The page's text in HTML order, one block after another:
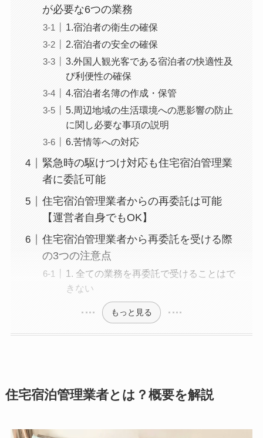
が必要な6つの業務
1.宿泊者の衛生の確保
2.宿泊者の安全の確保
3.外国人観光客である宿泊者の快適性及
び利便性の確保
4.宿泊者名簿の作成・保管
5.周辺地域の生活環境への悪影響の防止
に関し必要な事項の説明
6.苦情等への対応
緊急時の駆けつけ対応も住宅宿泊管理業
者に委託可能
住宅宿泊管理業者からの再委託は可能
【運営者自身でもOK】
住宅宿泊管理業者から再委託を受ける際
の3つの注意点
1. 全ての業務を再委託で受けることはで
きない
もっと見る
住宅宿泊管理業者とは？概要を解説